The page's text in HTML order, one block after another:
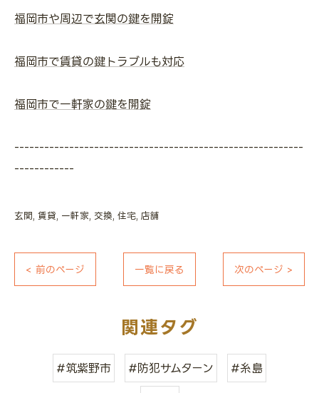
福岡市や周辺で玄関の鍵を開錠
福岡市で賃貸の鍵トラブルも対応
福岡市で一軒家の鍵を開錠
----------------------------------------------------------
------------
玄関 賃貸 一軒家 交換 住宅 店舗
< 前のページ 一覧に戻る 次のページ >
関連タグ
#筑紫野市 #防犯サムターン #糸島